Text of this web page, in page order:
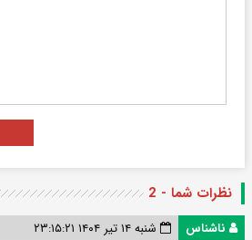
نظرات شما - 2
ناشناس
شنبه ۱۴ تیر ۱۴۰۴ ۲۳:۱۵:۲۱